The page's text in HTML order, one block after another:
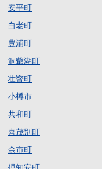
安平町
白老町
豊浦町
洞爺湖町
壮瞥町
小樽市
共和町
喜茂別町
余市町